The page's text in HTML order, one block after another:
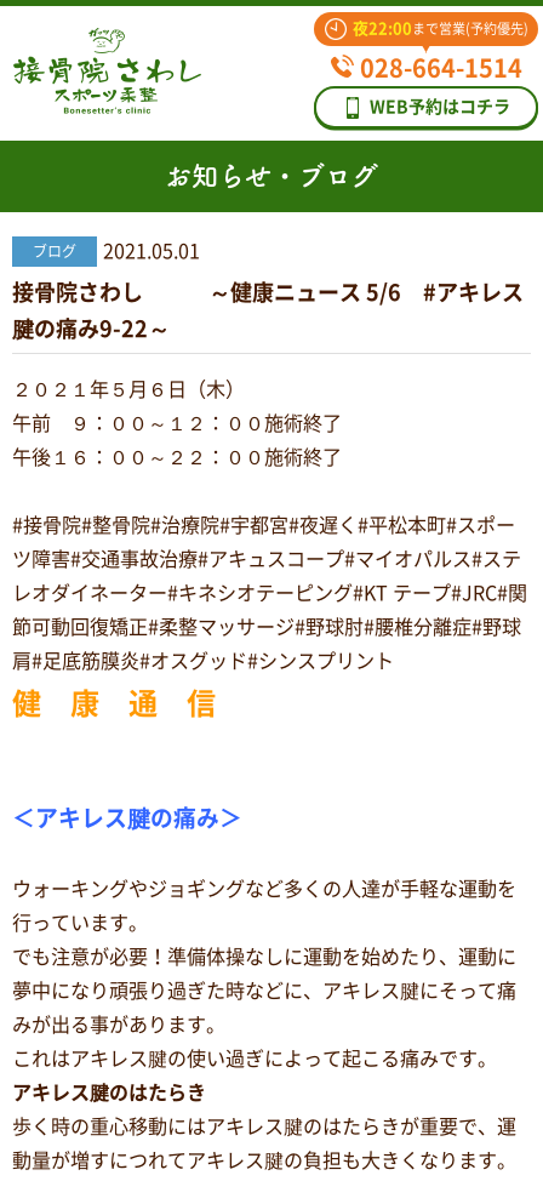
夜22:00 まで営業(予約優先)
028-664-1514
WEB予約はコチラ
お知らせ・ブログ
ブログ 2021.05.01
接骨院さわし ～健康ニュース 5/6 #アキレス
腱の痛み9-22～
２０２１年５月６日（木）
午前 ９：００～１２：００施術終了
午後１６：００～２２：００施術終了
#接骨院#整骨院#治療院#宇都宮#夜遅く#平松本町#スポー
ツ障害#交通事故治療#アキュスコープ#マイオパルス#ステ
レオダイネーター#キネシオテーピング#KT テープ#JRC#関
節可動回復矯正#柔整マッサージ#野球肘#腰椎分離症#野球
肩#足底筋膜炎#オスグッド#シンスプリント
健 康 通 信
＜アキレス腱の痛み＞
ウォーキングやジョギングなど多くの人達が手軽な運動を
行っています。
でも注意が必要！準備体操なしに運動を始めたり、運動に
夢中になり頑張り過ぎた時などに、アキレス腱にそって痛
みが出る事があります。
これはアキレス腱の使い過ぎによって起こる痛みです。
アキレス腱のはたらき
歩く時の重心移動にはアキレス腱のはたらきが重要で、運
動量が増すにつれてアキレス腱の負担も大きくなります。